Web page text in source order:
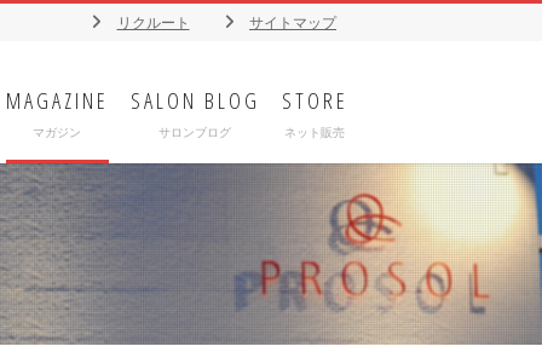
リクルート サイトマップ
MAGAZINE
マガジン
SALON BLOG
サロンブログ
STORE
ネット販売